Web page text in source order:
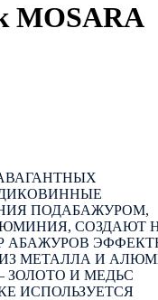
MOSARA
ПОДАБАЖУРОМ,
СОЗДАЮТ
АБАЖУРОВ
МЕТАЛЛА И
ЗОЛОТО И МЕДЬС
ИСПОЛЬЗУЕТСЯ